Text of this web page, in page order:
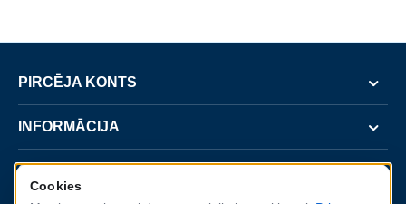
PIRCĒJA KONTS
INFORMĀCIJA
SERVISS
Cookies